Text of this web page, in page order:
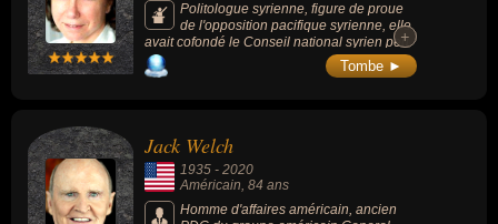
Politologue syrienne, figure de proue
de l'opposition pacifique syrienne, elle
avait cofondé le Conseil national syrien peu
après le déclenchement du soulèvement
pacifique en Syrie en mars 2011.
+
+
Tombe ►
Jack Welch
1935 - 2020
Américain , 84 ans
Homme d'affaires américain, ancien